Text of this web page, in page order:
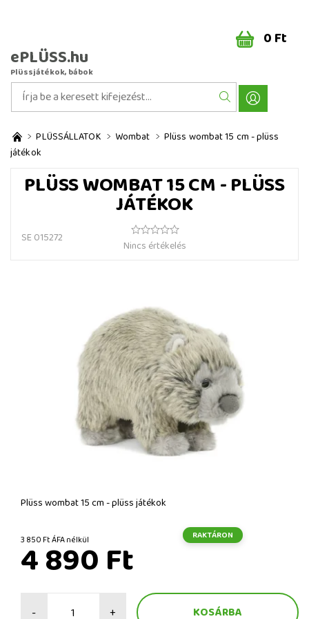
ePLÜSS.hu
Plüssjátékok, bábok
0 Ft
PLÜSSÁLLATOK Wombat
Plüss wombat 15 cm - plüss
játékok
PLÜSS WOMBAT 15 CM - PLÜSS
JÁTÉKOK
SE 015272
Nincs értékelés
Plüss wombat 15 cm - plüss játékok
3 850 Ft ÁFA nélkül RAKTÁRON
4 890 Ft
- +